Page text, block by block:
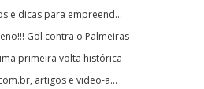
e dicas para empreend...
Gol contra o Palmeiras
primeira volta histórica
artigos e video-a...